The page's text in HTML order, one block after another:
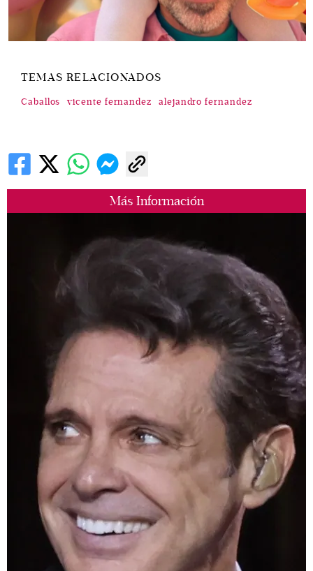
Más Información
TEMAS RELACIONADOS
Caballos vicente fernandez alejandro fernandez